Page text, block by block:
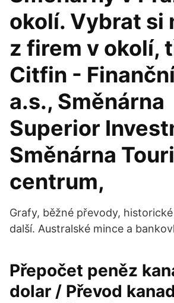
okolí. Vybrat si
z firem v okolí,
Citfin -
a.s., Směnárna
Superior
Směnárna
centrum,
Grafy, běžné převody,
další. Australské mince a
Přepočet peněz
dolar / Převod